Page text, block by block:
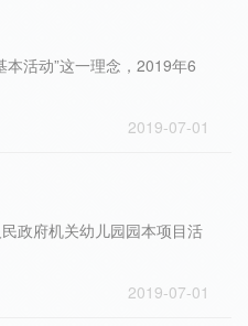
本活动”这一理念，2019年6
2019-07-01
政府机关幼儿园园本项目活
2019-07-01